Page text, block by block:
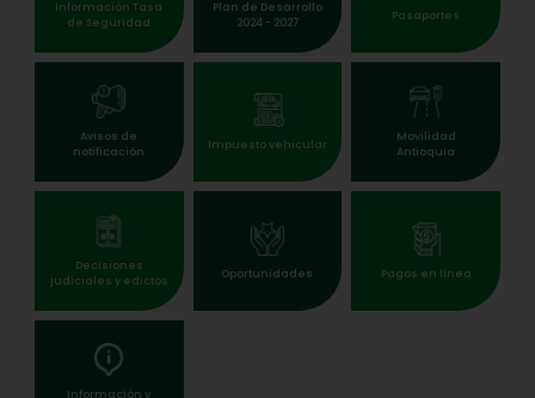
Información Tasa
de Seguridad
Plan de Desarrollo
2024 - 2027
Pasaportes
Avisos de
notificación
Impuesto vehicular
Movilidad
Antioquia
Decisiones
judiciales y edictos
Oportunidades Pagos en línea
Información y